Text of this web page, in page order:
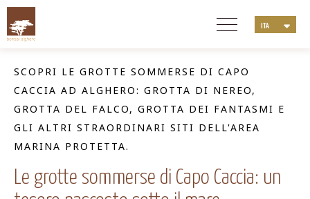
ITA
SCOPRI LE GROTTE SOMMERSE DI CAPO
CACCIA AD ALGHERO: GROTTA DI NEREO,
GROTTA DEL FALCO, GROTTA DEI FANTASMI E
GLI ALTRI STRAORDINARI SITI DELL'AREA
MARINA PROTETTA.
Le grotte sommerse di Capo Caccia: un